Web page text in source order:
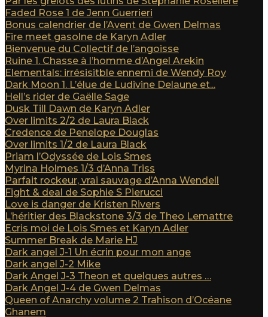
Faded Rose 1 de Jenn Guerrieri
Bonus calendrier de l’Avent de Gwen Delmas
Fire meet gasolne de Karyn Adler
Bienvenue du Collectif de l’angoisse
Ruine 1. Chasse à l’homme d’Angel Arekin
Elementals: irrésisitble ennemi de Wendy Roy
Dark Moon 1. L’élue de Ludivine Delaune et...
Hell’s rider de Gaëlle Sage
Dusk Till Dawn de Karyn Adler
Over limits 2/2 de Laura Black
Credence de Penelope Douglas
Over limits 1/2 de Laura Black
Priam l’Odyssée de Lois Smes
Myrina Holmes 1/3 d’Anna Triss
Parfait rockeur, vrai sauvage d’Anna Wendell
Fight & deal de Sophie S Pierucci
Love is danger de Kristen Rivers
L’héritier des Blackstone 3/3 de Theo Lemattre
Ecris moi de Lois Smes et Karyn Adler
Summer Break de Marie HJ
Dark angel J-1 Un écrin pour mon ange
Dark angel J-2 Mike
Dark Angel J-3 Theon et quelques autres …
Dark Angel J-4 de Gwen Delmas
Queen of Anarchy volume 2 Trahison d’Océane
Ghanem